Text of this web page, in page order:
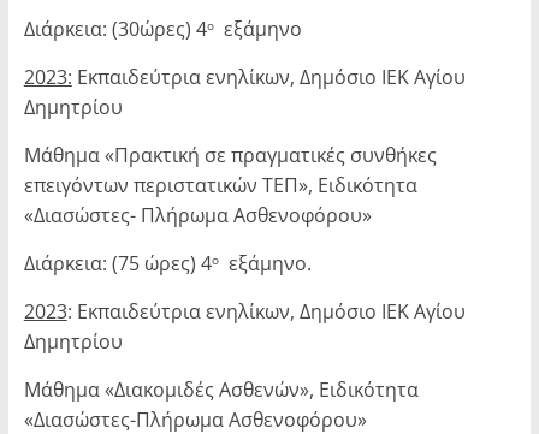
Διάρκεια: (30ώρες) 4οεξάμηνο
2023: Εκπαιδεύτρια ενηλίκων, Δημόσιο ΙΕΚ Αγίου
Δημητρίου
Μάθημα «Πρακτική σε πραγματικές συνθήκες
επειγόντων περιστατικών ΤΕΠ», Ειδικότητα
«Διασώστες- Πλήρωμα Ασθενοφόρου»
Διάρκεια: (75 ώρες) 4οεξάμηνο.
2023: Εκπαιδεύτρια ενηλίκων, Δημόσιο ΙΕΚ Αγίου
Δημητρίου
Μάθημα «Διακομιδές Ασθενών», Ειδικότητα
«Διασώστες-Πλήρωμα Ασθενοφόρου»